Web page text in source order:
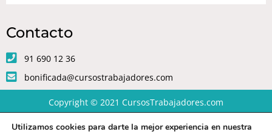
Contacto
91 690 12 36
bonificada@cursostrabajadores.com
Copyright © 2021 CursosTrabajadores.com
Utilizamos cookies para darte la mejor experiencia en nuestra